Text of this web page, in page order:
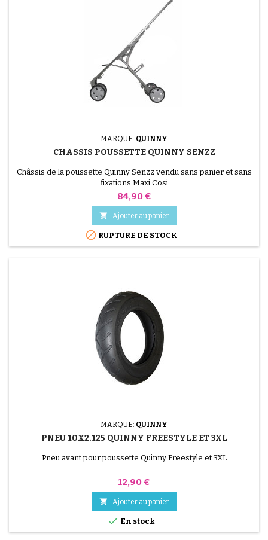
MARQUE: QUINNY
CHÂSSIS POUSSETTE QUINNY SENZZ
Châssis de la poussette Quinny Senzz vendu sans panier et sans
fixations Maxi Cosi
Prix
84,90 €
 Ajouter au panier
 RUPTURE DE STOCK
MARQUE: QUINNY
PNEU 10X2.125 QUINNY FREESTYLE ET 3XL
Pneu avant pour poussette Quinny Freestyle et 3XL
Prix
12,90 €
 Ajouter au panier
 En stock